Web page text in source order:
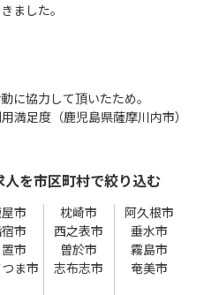
ました。
に協力して頂いたため。
満足度（鹿児島県薩摩川内市）
人を市区町村で絞り込む
市 枕崎市
阿久根市
市 西之表市
垂水市
置市 曽於市
霧島市
ま市 志布志市 奄美市